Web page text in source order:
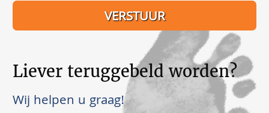
Liever teruggebeld worden?
Wij helpen u graag!